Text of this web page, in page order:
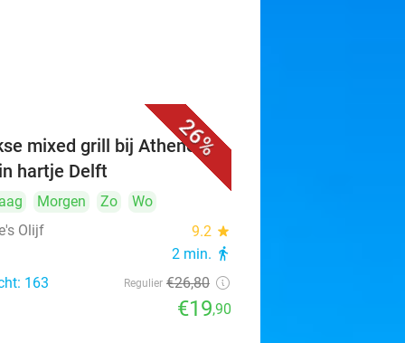
26%
mixed grill bij Athene's
hartje Delft
Morgen Zo
Wo
Olijf
9.2 star
2 min. directions_walk
163 Regulier €26,80
€19,90